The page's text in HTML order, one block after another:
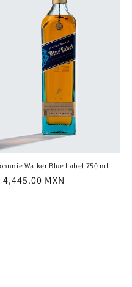
Walker Blue Label 750 ml
4,445.00 MXN